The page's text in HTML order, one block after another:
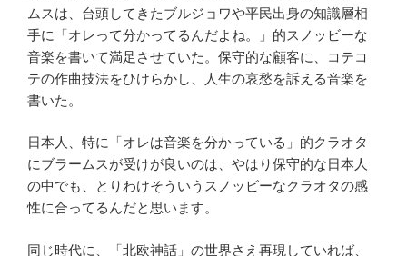
ムスは、台頭してきたブルジョワや平民出身の知識層相
手に「オレって分かってるんだよね。」的スノッビーな
音楽を書いて満足させていた。保守的な顧客に、コテコ
テの作曲技法をひけらかし、人生の哀愁を訴える音楽を
書いた。
日本人、特に「オレは音楽を分かっている」的クラオタ
にブラームスが受けが良いのは、やはり保守的な日本人
の中でも、とりわけそういうスノッビーなクラオタの感
性に合ってるんだと思います。
同じ時代に、「北欧神話」の世界さえ再現していれば、